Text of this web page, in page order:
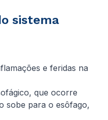
sistema
e feridas na
que ocorre
sobe para o esôfago,